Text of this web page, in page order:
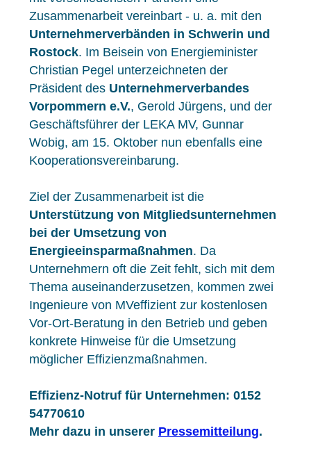
Zusammenarbeit vereinbart - u. a. mit den
Unternehmerverbänden in Schwerin und
Rostock. Im Beisein von Energieminister
Christian Pegel unterzeichneten der
Präsident des Unternehmerverbandes
Vorpommern e.V., Gerold Jürgens, und der
Geschäftsführer der LEKA MV, Gunnar
Wobig, am 15. Oktober nun ebenfalls eine
Kooperationsvereinbarung.
Ziel der Zusammenarbeit ist die
Unterstützung von Mitgliedsunternehmen
bei der Umsetzung von
Energieeinsparmaßnahmen. Da
Unternehmern oft die Zeit fehlt, sich mit dem
Thema auseinanderzusetzen, kommen zwei
Ingenieure von MVeffizient zur kostenlosen
Vor-Ort-Beratung in den Betrieb und geben
konkrete Hinweise für die Umsetzung
möglicher Effizienzmaßnahmen.
Effizienz-Notruf für Unternehmen: 0152
54770610
Mehr dazu in unserer Pressemitteilung.